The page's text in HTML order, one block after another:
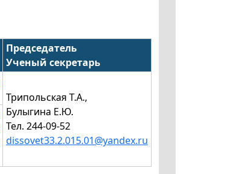
Председатель
Ученый секретарь
Трипольская Т.А.,
Булыгина Е.Ю.
Тел. 244-09-52
dissovet33.2.015.01@yandex.ru